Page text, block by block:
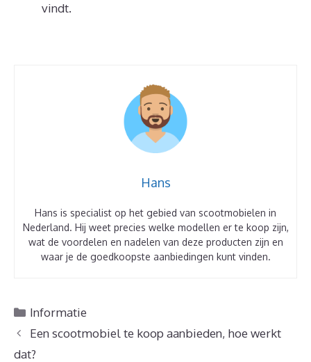
vindt.
Hans
Hans is specialist op het gebied van scootmobielen in
Nederland. Hij weet precies welke modellen er te koop zijn,
wat de voordelen en nadelen van deze producten zijn en
waar je de goedkoopste aanbiedingen kunt vinden.
Categorieën
Informatie
Berichtnavigatie
Een scootmobiel te koop aanbieden, hoe werkt
dat?